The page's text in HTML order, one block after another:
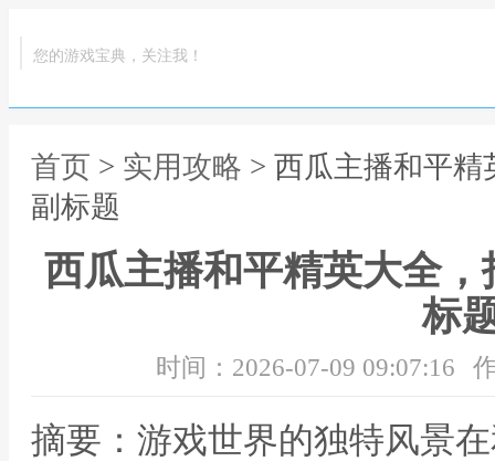
您的游戏宝典，关注我！
首页 > 实用攻略 > 西瓜主播和平
副标题
西瓜主播和平精英大全
标
时间：2026-07-09 09:07:16
摘要：游戏世界的独特风景